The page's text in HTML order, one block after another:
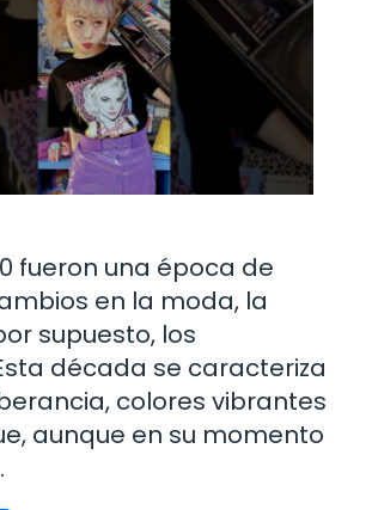
fueron una época de
en la moda, la
supuesto, los
década se caracteriza
colores vibrantes
aunque en su momento